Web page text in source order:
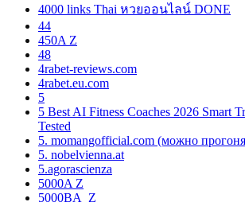
4000 links Thai หวยออนไลน์ DONE
44
450A Z
48
4rabet-reviews.com
4rabet.eu.com
5
5 Best AI Fitness Coaches 2026 Smart
Tested
5. momangofficial.com (можно
5. nobelvienna.at
5.agorascienza
5000A Z
5000BA_Z